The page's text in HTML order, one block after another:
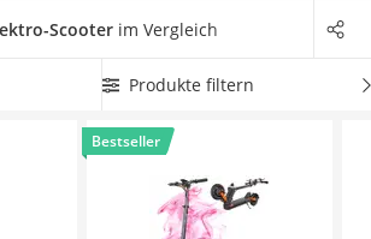
Gefährten ein Tempo von mehr
werden darf, hält unsere
für Sie bereit. Überzeugt hat uns hier im
das ModellXiaomi 5 MAX
Scooter im Vergleich
Produkte filtern
Bestseller